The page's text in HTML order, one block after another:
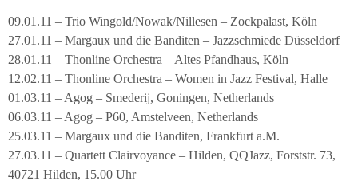
09.01.11 – Trio Wingold/Nowak/Nillesen – Zockpalast, Köln
27.01.11 – Margaux und die Banditen – Jazzschmiede Düsseldorf
28.01.11 – Thonline Orchestra – Altes Pfandhaus, Köln
12.02.11 – Thonline Orchestra – Women in Jazz Festival, Halle
01.03.11 – Agog – Smederij, Goningen, Netherlands
06.03.11 – Agog – P60, Amstelveen, Netherlands
25.03.11 – Margaux und die Banditen, Frankfurt a.M.
27.03.11 – Quartett Clairvoyance – Hilden, QQJazz, Forststr. 73,
40721 Hilden, 15.00 Uhr